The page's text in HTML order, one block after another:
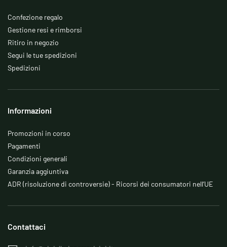
Confezione regalo
Gestione resi e rimborsi
Ritiro in negozio
Segui le tue spedizioni
Spedizioni
Informazioni
Promozioni in corso
Pagamenti
Condizioni generali
Garanzia aggiuntiva
ADR (risoluzione di controversie) - Ricorsi dei consumatori nell’UE
Contattaci